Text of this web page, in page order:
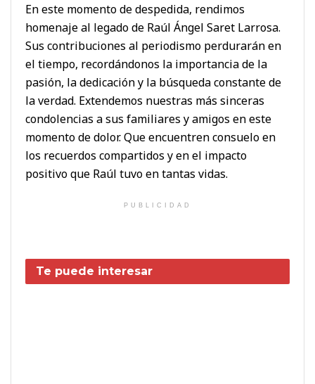
En este momento de despedida, rendimos
homenaje al legado de Raúl Ángel Saret Larrosa.
Sus contribuciones al periodismo perdurarán en
el tiempo, recordándonos la importancia de la
pasión, la dedicación y la búsqueda constante de
la verdad. Extendemos nuestras más sinceras
condolencias a sus familiares y amigos en este
momento de dolor. Que encuentren consuelo en
los recuerdos compartidos y en el impacto
positivo que Raúl tuvo en tantas vidas.
PUBLICIDAD
Te puede interesar